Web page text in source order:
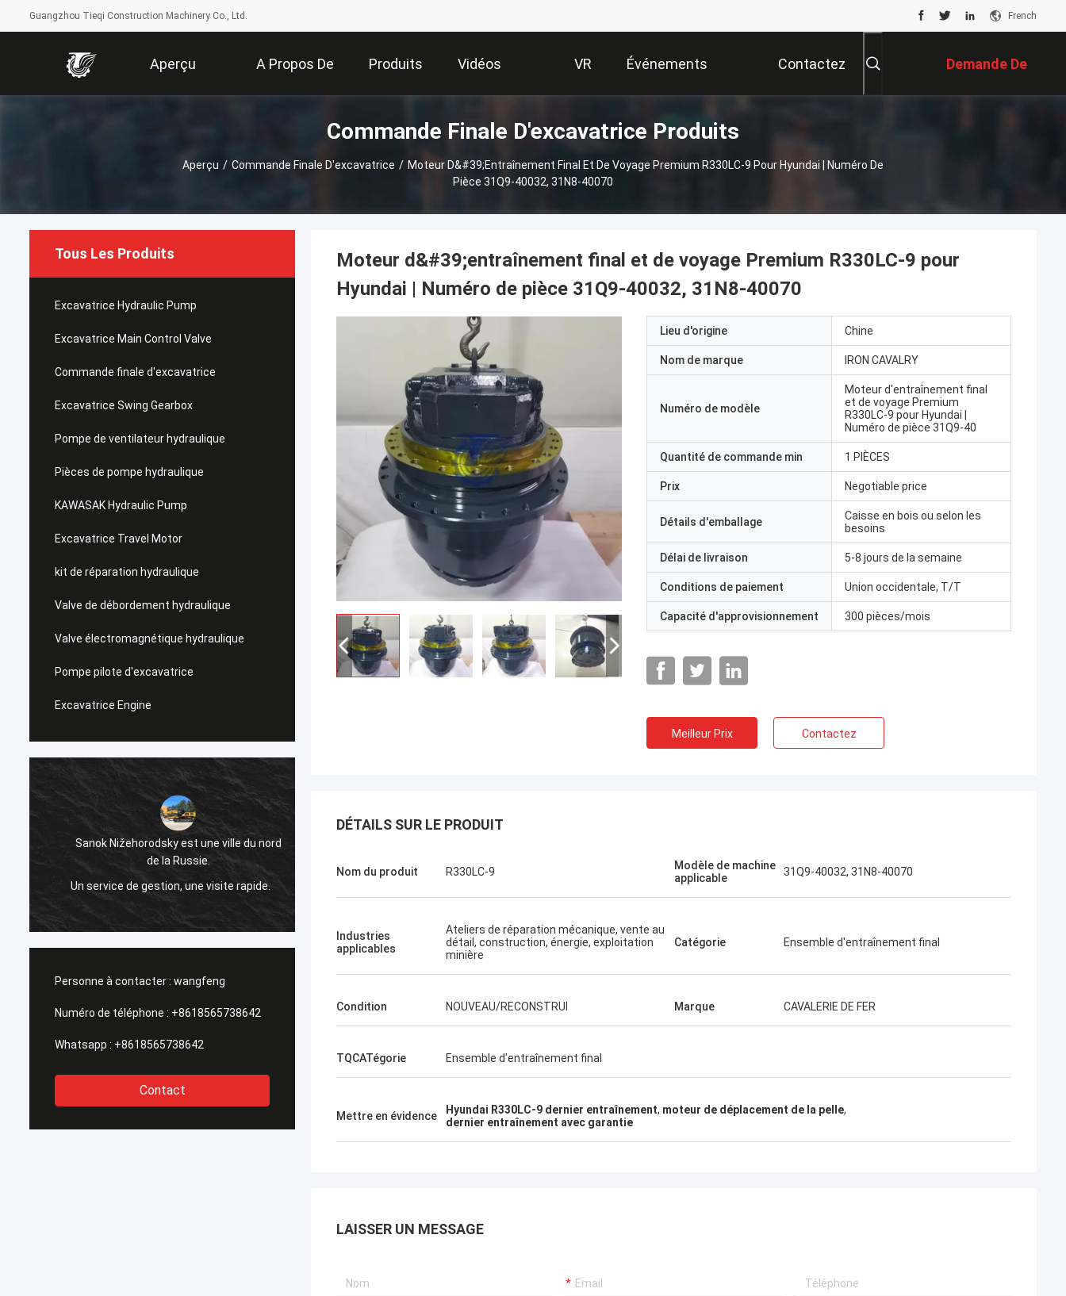
Guangzhou Tieqi Construction Machinery Co., Ltd. French
Aperçu A Propos De
Nous
Produits Vidéos VR
Show
Événements Contactez Demande De
Soumission
Commande Finale D'excavatrice Produits
Aperçu / Commande Finale D'excavatrice / Moteur D&#39;entraînement Final Et De Voyage Premium R330LC-9 Pour Hyundai | Numéro De
Pièce 31Q9-40032, 31N8-40070
Tous Les Produits
Excavatrice Hydraulic Pump
Excavatrice Main Control Valve
Commande finale d'excavatrice
Excavatrice Swing Gearbox
Pompe de ventilateur hydraulique
Pièces de pompe hydraulique
KAWASAK Hydraulic Pump
Excavatrice Travel Motor
kit de réparation hydraulique
Valve de débordement hydraulique
Valve électromagnétique hydraulique
Pompe pilote d'excavatrice
Excavatrice Engine
Sanok Nižehorodsky est une ville du nord
de la Russie.
Un service de gestion, une visite rapide.
Un shopping agréable
professionnels et amicaux. Excellent
service et conseils amicaux, livraison
Personne à contacter : wangfeng
Numéro de téléphone : +8618565738642
Whatsapp : +8618565738642
Contact
Moteur d&#39;entraînement final et de voyage Premium R330LC-9 pour
Hyundai | Numéro de pièce 31Q9-40032, 31N8-40070
Lieu d'origine Chine
Nom de marque IRON CAVALRY
Numéro de modèle
Moteur d'entraînement final
et de voyage Premium
R330LC-9 pour Hyundai |
Numéro de pièce 31Q9-40
Quantité de commande min 1 PIÈCES
Prix Negotiable price
Détails d'emballage
Caisse en bois ou selon les
besoins
Délai de livraison 5-8 jours de la semaine
Conditions de paiement Union occidentale, T/T
Capacité d'approvisionnement 300 pièces/mois
Meilleur Prix Contactez
DÉTAILS SUR LE PRODUIT
Nom du produit R330LC-9
Modèle de machine
applicable
31Q9-40032, 31N8-40070
Industries
applicables
Ateliers de réparation mécanique, vente au
détail, construction, énergie, exploitation
minière
Catégorie Ensemble d'entraînement final
Condition NOUVEAU/RECONSTRUI Marque CAVALERIE DE FER
TQCATégorie Ensemble d'entraînement final
Mettre en évidence Hyundai R330LC-9 dernier entraînement, moteur de déplacement de la pelle,
dernier entraînement avec garantie
LAISSER UN MESSAGE